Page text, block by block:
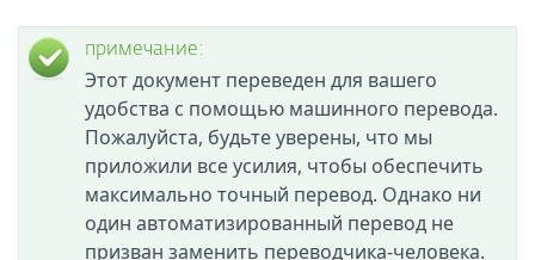
примечание:
Этот документ переведен для вашего
удобства с помощью машинного перевода.
Пожалуйста, будьте уверены, что мы
приложили все усилия, чтобы обеспечить
максимально точный перевод. Однако ни
один автоматизированный перевод не
призван заменить переводчика-человека.